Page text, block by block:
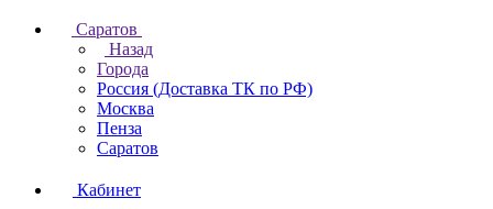
Саратов
Назад
Города
Россия (Доставка ТК по РФ)
Москва
Пенза
Саратов
Кабинет